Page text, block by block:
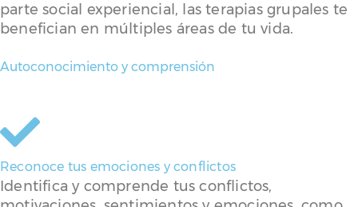
parte social experiencial, las terapias grupales te
benefician en múltiples áreas de tu vida.
Autoconocimiento y comprensión
Reconoce tus emociones y conflictos
Identifica y comprende tus conflictos,